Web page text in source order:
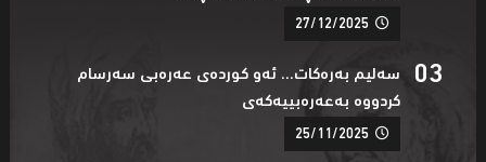
27/12/2025
سەلیم بەرەکات... ئەو کوردەی عەرەبی سەرسام
کردووە بەعەرەبییەکەی
25/11/2025